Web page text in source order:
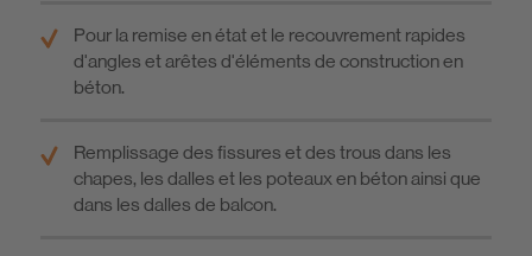
Pour la remise en état et le recouvrement rapides
d'angles et arêtes d'éléments de construction en
béton.
Remplissage des fissures et des trous dans les
chapes, les dalles et les poteaux en béton ainsi que
dans les dalles de balcon.